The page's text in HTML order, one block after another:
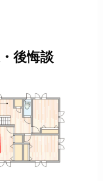
後悔談